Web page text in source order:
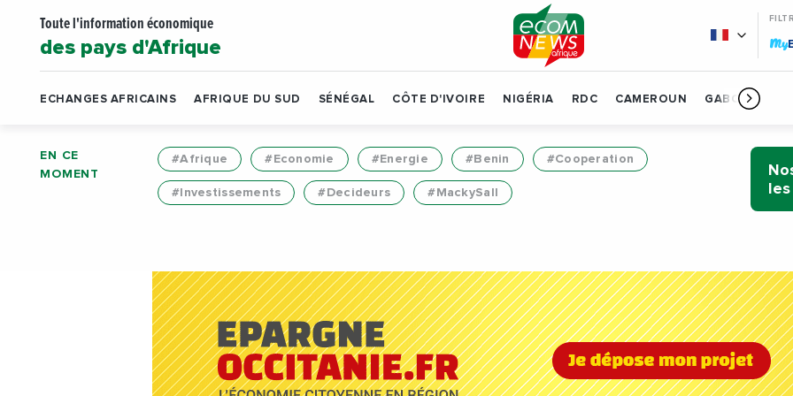
Toute l'information économique
des pays d'Afrique My
ECHANGES AFRICAINS AFRIQUE DU SUD SÉNÉGAL CÔTE D'IVOIRE NIGÉRIA RDC CAMEROUN GABON
EN CE
MOMENT
#Afrique #Economie #Energie #Benin #Cooperation
#Investissements #Decideurs #MackySall